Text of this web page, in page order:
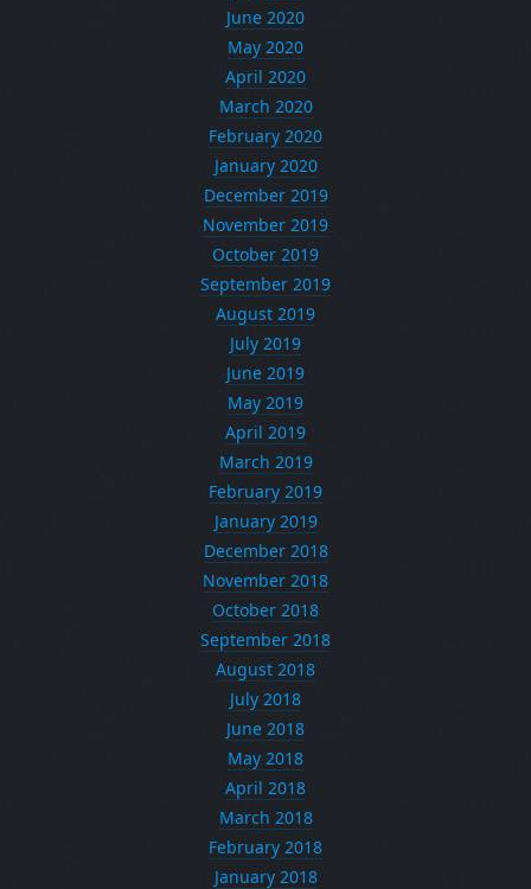
June 2020
May 2020
April 2020
March 2020
February 2020
January 2020
December 2019
November 2019
October 2019
September 2019
August 2019
July 2019
June 2019
May 2019
April 2019
March 2019
February 2019
January 2019
December 2018
November 2018
October 2018
September 2018
August 2018
July 2018
June 2018
May 2018
April 2018
March 2018
February 2018
January 2018